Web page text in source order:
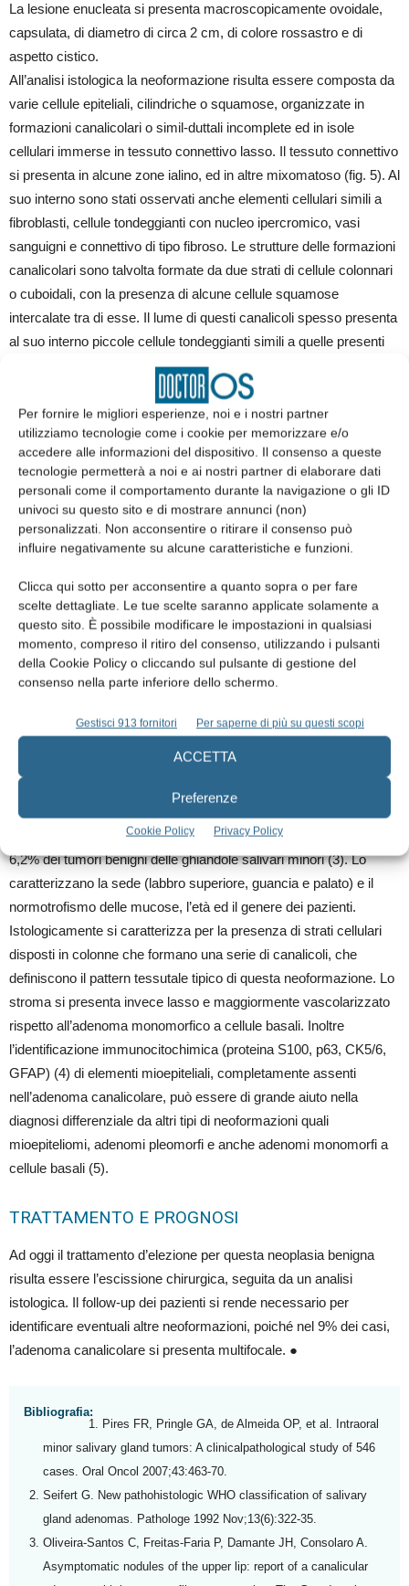
Per fornire le migliori esperienze, noi e i nostri partner
utilizziamo tecnologie come i cookie per memorizzare e/o
accedere alle informazioni del dispositivo. Il consenso a queste
tecnologie permetterà a noi e ai nostri partner di elaborare dati
personali come il comportamento durante la navigazione o gli ID
univoci su questo sito e di mostrare annunci (non)
personalizzati. Non acconsentire o ritirare il consenso può
influire negativamente su alcune caratteristiche e funzioni.
Clicca qui sotto per acconsentire a quanto sopra o per fare
scelte dettagliate. Le tue scelte saranno applicate solamente a
questo sito. È possibile modificare le impostazioni in qualsiasi
momento, compreso il ritiro del consenso, utilizzando i pulsanti
della Cookie Policy o cliccando sul pulsante di gestione del
consenso nella parte inferiore dello schermo.
Gestisci 913 fornitori Per saperne di più su questi scopi
ACCETTA
Preferenze
Cookie Policy Privacy Policy
La lesione enucleata si presenta macroscopicamente ovoidale,
capsulata, di diametro di circa 2 cm, di colore rossastro e di
aspetto cistico.
All’analisi istologica la neoformazione risulta essere composta da
varie cellule epiteliali, cilindriche o squamose, organizzate in
formazioni canalicolari o simil-duttali incomplete ed in isole
cellulari immerse in tessuto connettivo lasso. Il tessuto connettivo
si presenta in alcune zone ialino, ed in altre mixomatoso (fig. 5). Al
suo interno sono stati osservati anche elementi cellulari simili a
fibroblasti, cellule tondeggianti con nucleo ipercromico, vasi
sanguigni e connettivo di tipo fibroso. Le strutture delle formazioni
canalicolari sono talvolta formate da due strati di cellule colonnari
o cuboidali, con la presenza di alcune cellule squamose
intercalate tra di esse. Il lume di questi canalicoli spesso presenta
al suo interno piccole cellule tondeggianti simili a quelle presenti
nel connettivo, e precedentemente descritte.
Fig. 5 La ferita chirurgica suturata con filo
Fig. 6 Guarigione del sito chirurgico a 15
DISCUSSIONE
L’adenoma canalicolare è una neoformazione asintomatica, a
lento accrescimento, la cui diagnosi è istologica e rappresenta il
6,2% dei tumori benigni delle ghiandole salivari minori (3). Lo
caratterizzano la sede (labbro superiore, guancia e palato) e il
normotrofismo delle mucose, l’età ed il genere dei pazienti.
Istologicamente si caratterizza per la presenza di strati cellulari
disposti in colonne che formano una serie di canalicoli, che
definiscono il pattern tessutale tipico di questa neoformazione. Lo
stroma si presenta invece lasso e maggiormente vascolarizzato
rispetto all’adenoma monomorfico a cellule basali. Inoltre
l’identificazione immunocitochimica (proteina S100, p63, CK5/6,
GFAP) (4) di elementi mioepiteliali, completamente assenti
nell’adenoma canalicolare, può essere di grande aiuto nella
diagnosi differenziale da altri tipi di neoformazioni quali
mioepiteliomi, adenomi pleomorfi e anche adenomi monomorfi a
cellule basali (5).
TRATTAMENTO E PROGNOSI
Ad oggi il trattamento d’elezione per questa neoplasia benigna
risulta essere l’escissione chirurgica, seguita da un analisi
istologica. Il follow-up dei pazienti si rende necessario per
identificare eventuali altre neoformazioni, poiché nel 9% dei casi,
l’adenoma canalicolare si presenta multifocale. ●
Bibliografia:
Pires FR, Pringle GA, de Almeida OP, et al. Intraoral
minor salivary gland tumors: A clinicalpathological study of 546
cases. Oral Oncol 2007;43:463-70.
Seifert G. New pathohistologic WHO classification of salivary
gland adenomas. Pathologe 1992 Nov;13(6):322-35.
Oliveira-Santos C, Freitas-Faria P, Damante JH, Consolaro A.
Asymptomatic nodules of the upper lip: report of a canalicular